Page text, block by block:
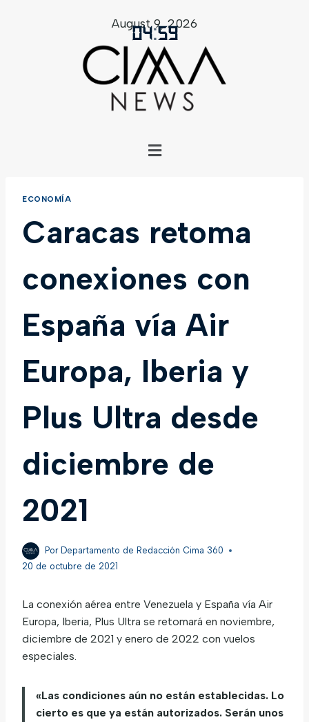
04:59
August 9, 2026
ECONOMÍA
Caracas retoma
conexiones con
España vía Air
Europa, Iberia y
Plus Ultra desde
diciembre de
2021
Por Departamento de Redacción Cima 360
20 de octubre de 2021
La conexión aérea entre Venezuela y España vía Air
Europa, Iberia, Plus Ultra se retomará en noviembre,
diciembre de 2021 y enero de 2022 con vuelos
especiales.
«Las condiciones aún no están establecidas. Lo
cierto es que ya están autorizados. Serán unos